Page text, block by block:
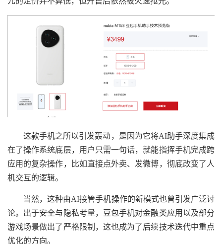
这款手机之所以引发轰动，是因为它将AI助手深度集成
在了操作系统底层，用户只需一句话，就能指挥手机完成跨
应用的复杂操作，比如直接点外卖、发微博，彻底改变了人
机交互的逻辑。
当然，这种由AI接管手机操作的新模式也曾引发广泛讨
论。出于安全与隐私考量，豆包手机对金融类应用以及部分
游戏场景做出了严格限制，这也成为了后续技术迭代中重点
优化的方向。